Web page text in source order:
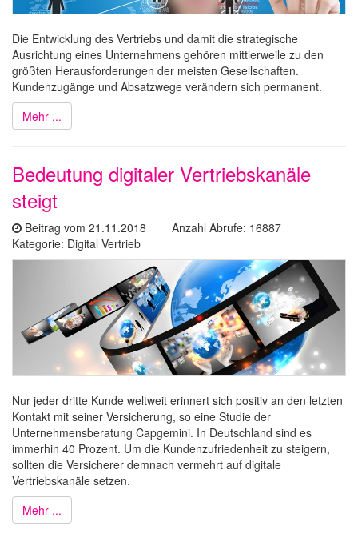
Die Entwicklung des Vertriebs und damit die strategische
Ausrichtung eines Unternehmens gehören mittlerweile zu den
größten Herausforderungen der meisten Gesellschaften.
Kundenzugänge und Absatzwege verändern sich permanent.
Mehr ...
Bedeutung digitaler Vertriebskanäle
steigt
Beitrag vom 21.11.2018 Anzahl Abrufe: 16887
Kategorie: Digital Vertrieb
Nur jeder dritte Kunde weltweit erinnert sich positiv an den letzten
Kontakt mit seiner Versicherung, so eine Studie der
Unternehmensberatung Capgemini. In Deutschland sind es
immerhin 40 Prozent. Um die Kundenzufriedenheit zu steigern,
sollten die Versicherer demnach vermehrt auf digitale
Vertriebskanäle setzen.
Mehr ...